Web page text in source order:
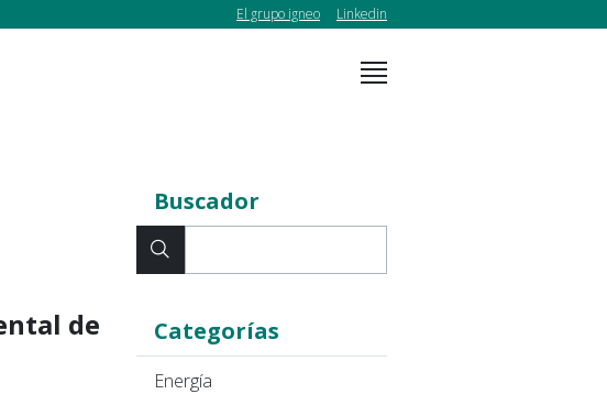
El grupo igneo Linkedin
Buscador
Categorías
Energía
de